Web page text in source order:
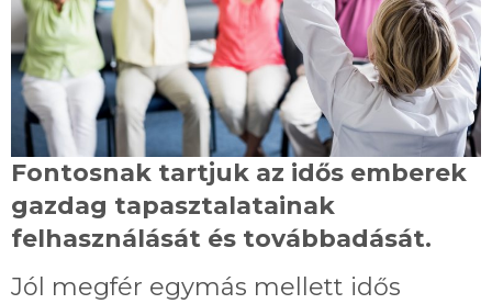
Fontosnak tartjuk az idős emberek
gazdag tapasztalatainak
felhasználását és továbbadását.
Jól megfér egymás mellett idős